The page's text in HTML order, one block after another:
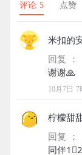
评论 5 点赞
米扣的
回复 ：
10月7日 7
柠檬甜
回复 ：